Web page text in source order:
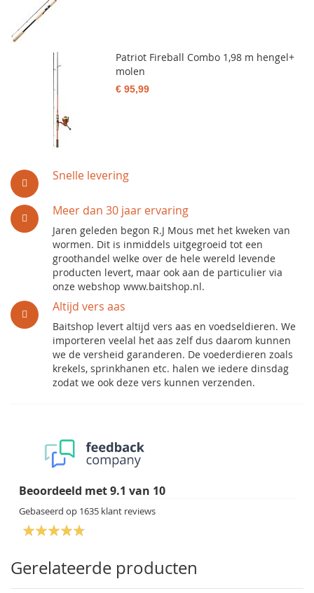
Snelle levering
Meer dan 30 jaar ervaring
Jaren geleden begon R.J Mous met het kweken van
wormen. Dit is inmiddels uitgegroeid tot een
groothandel welke over de hele wereld levende
producten levert, maar ook aan de particulier via
onze webshop www.baitshop.nl.
Altijd vers aas
Baitshop levert altijd vers aas en voedseldieren. We
importeren veelal het aas zelf dus daarom kunnen
we de versheid garanderen. De voederdieren zoals
krekels, sprinkhanen etc. halen we iedere dinsdag
zodat we ook deze vers kunnen verzenden.
Beoordeeld met9.1 van 10
Gebaseerd op 1635 klant reviews
Gerelateerde producten
Patriot Fireball Combo 1,98 m hengel+
molen
€ 95,99